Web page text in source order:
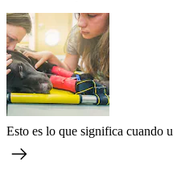
Esto es lo que significa cuando